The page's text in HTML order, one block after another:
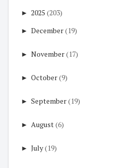
► 2025 (203)
► December(19)
► November(17)
► October(9)
► September(19)
► August(6)
► July(19)